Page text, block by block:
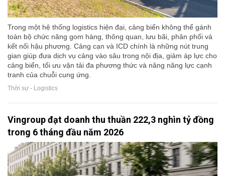
Trong một hệ thống logistics hiện đại, cảng biển không thể gánh
toàn bộ chức năng gom hàng, thông quan, lưu bãi, phân phối và
kết nối hậu phương. Cảng cạn và ICD chính là những nút trung
gian giúp đưa dịch vụ cảng vào sâu trong nội địa, giảm áp lực cho
cảng biển, tối ưu vận tải đa phương thức và nâng năng lực cạnh
tranh của chuỗi cung ứng.
Thời sự - Logistics
Vingroup đạt doanh thu thuần 222,3 nghìn tỷ đồng
trong 6 tháng đầu năm 2026